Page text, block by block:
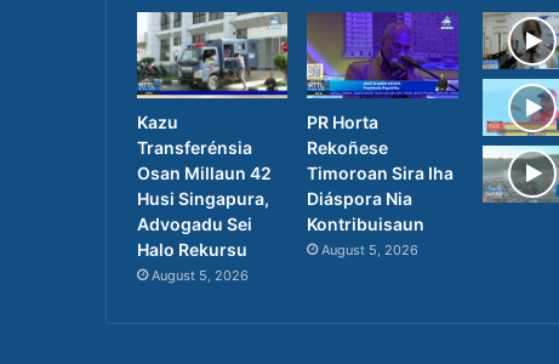
Kazu
Transferénsia
Osan Millaun 42
Husi Singapura,
Advogadu Sei
Halo Rekursu
August 5, 2026
PR Horta
Rekoñese
Timoroan Sira Iha
Diáspora Nia
Kontribuisaun
August 5, 2026